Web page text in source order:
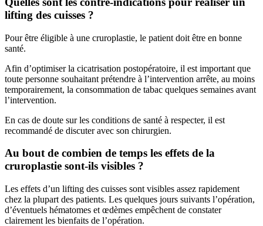
lifting des cuisses ?
Pour être éligible à une cruroplastie, le patient doit être en bonne
santé.
Afin d’optimiser la cicatrisation postopératoire, il est important que
toute personne souhaitant prétendre à l’intervention arrête, au moins
temporairement, la consommation de tabac quelques semaines avant
l’intervention.
En cas de doute sur les conditions de santé à respecter, il est
recommandé de discuter avec son chirurgien.
Au bout de combien de temps les effets de la
cruroplastie sont-ils visibles ?
Les effets d’un lifting des cuisses sont visibles assez rapidement
chez la plupart des patients. Les quelques jours suivants l’opération,
d’éventuels hématomes et œdèmes empêchent de constater
clairement les bienfaits de l’opération.